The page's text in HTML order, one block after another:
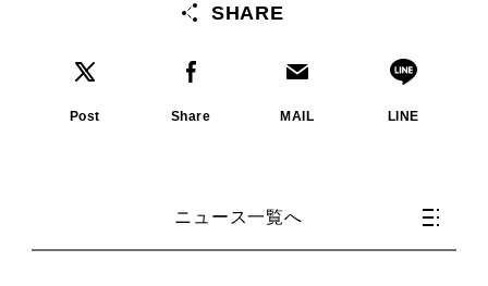
SHARE
Post Share MAIL LINE
ニュース一覧へ